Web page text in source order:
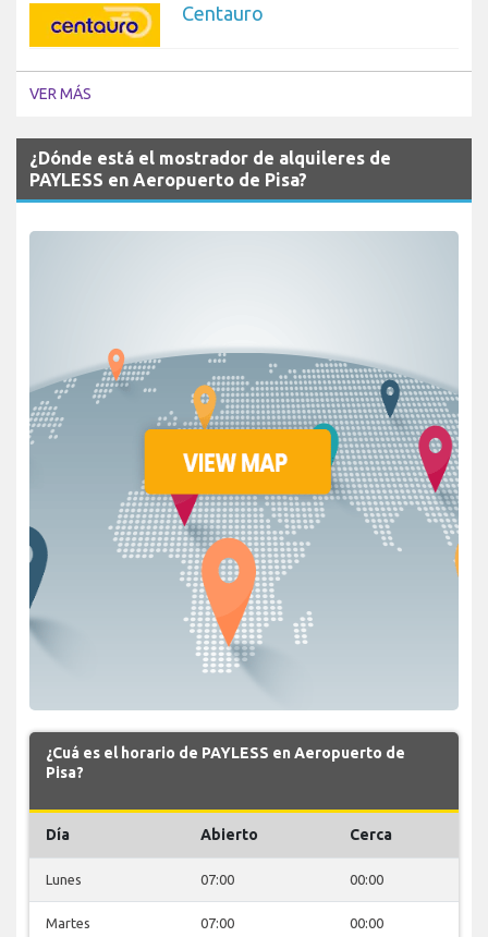
Centauro
VER MÁS
¿Dónde está el mostrador de alquileres de
PAYLESS en Aeropuerto de Pisa?
¿Cuá es el horario de PAYLESS en Aeropuerto de
Pisa?
Día Abierto Cerca
Lunes 07:00 00:00
Martes 07:00 00:00